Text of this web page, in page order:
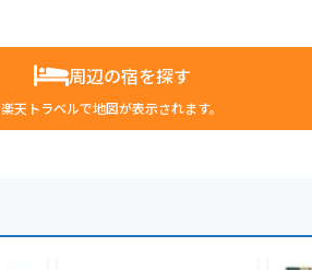
周辺の宿を探す
楽天トラベルで地図が表示されます。